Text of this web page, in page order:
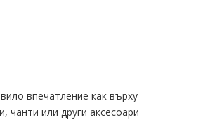
впечатление как върху
чанти или други аксесоари